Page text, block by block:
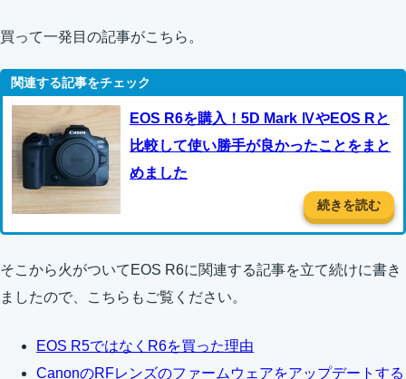
買って一発目の記事がこちら。
EOS R6を購入！5D Mark ⅣやEOS Rと
比較して使い勝手が良かったことをまと
めました
続きを読む
そこから火がついてEOS R6に関連する記事を立て続けに書き
ましたので、こちらもご覧ください。
EOS R5ではなくR6を買った理由
CanonのRFレンズのファームウェアをアップデートする